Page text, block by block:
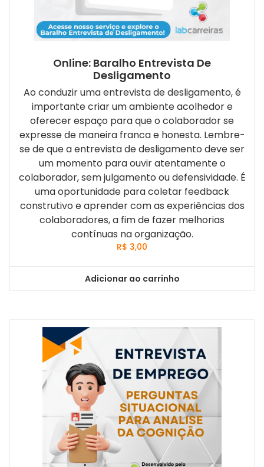
Online: Baralho Entrevista De
Desligamento
Ao conduzir uma entrevista de desligamento, é
importante criar um ambiente acolhedor e
oferecer espaço para que o colaborador se
expresse de maneira franca e honesta. Lembre-
se de que a entrevista de desligamento deve ser
um momento para ouvir atentamente o
colaborador, sem julgamento ou defensividade. É
uma oportunidade para coletar feedback
construtivo e aprender com as experiências dos
colaboradores, a fim de fazer melhorias
contínuas na organização.
R$ 3,00
Adicionar ao carrinho